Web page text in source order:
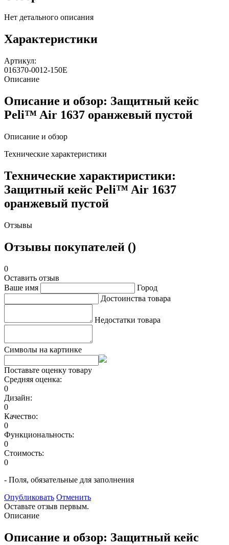
Нет детального описания
Характеристики
Артикул:
016370-0012-150E
Описание
Описание и обзор: Защитный кейс
Peli™ Air 1637 оранжевый пустой
Описание и обзор
Технические характеристики
Технические характиристики:
Защитный кейс Peli™ Air 1637
оранжевый пустой
Отзывы
Отзывы покупателей ()
0
Оставить отзыв
Ваше имя
Город
Достоинства товара
Недостатки товара
Символы на картинке
Поставьте оценку товару
Средняя оценка:
0
Дизайн:
0
Качество:
0
Функциональность:
0
Стоимость:
0
- Поля, обязательные для заполнения
Опубликовать Отменить
Оставьте отзыв первым.
Описание
Описание и обзор: Защитный кейс